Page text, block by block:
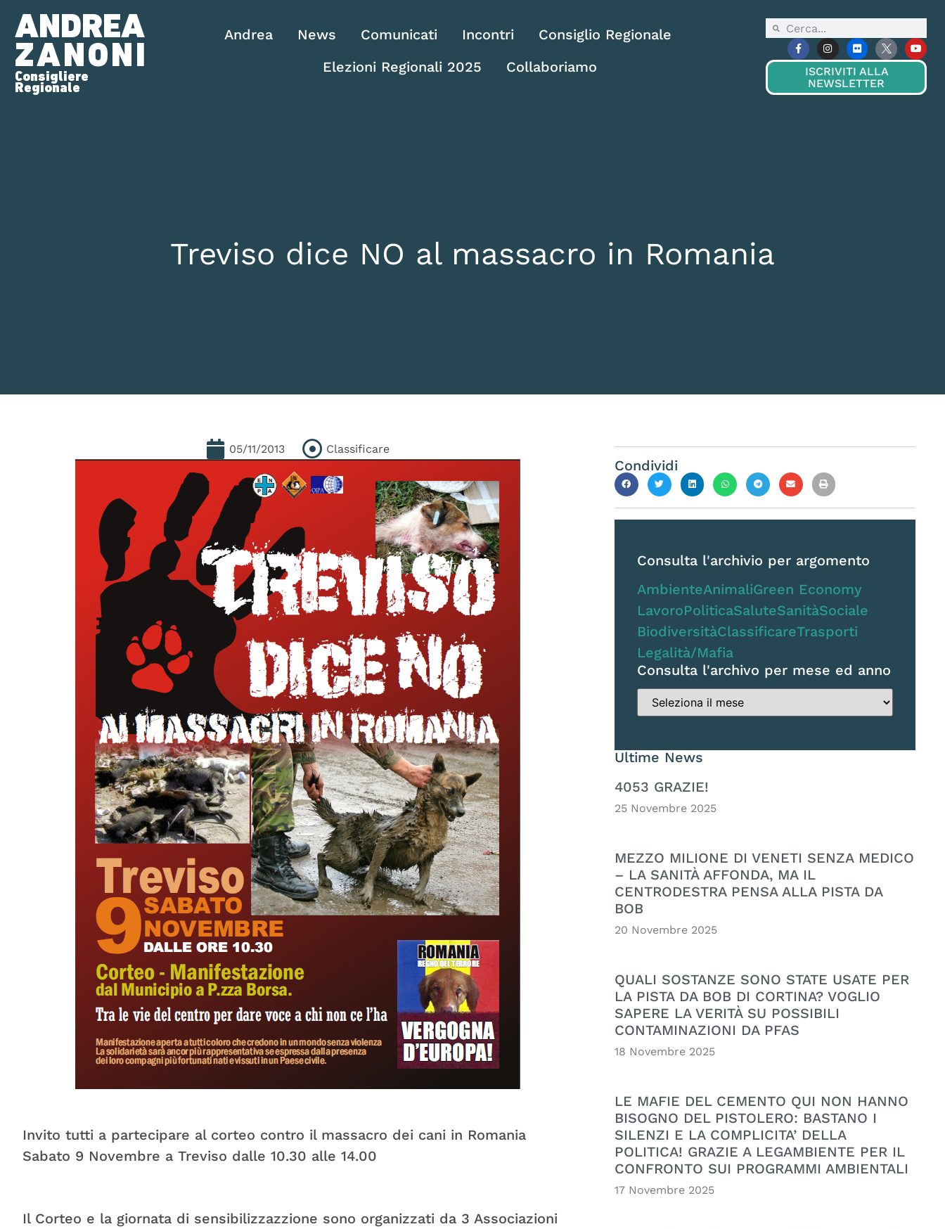
ANDREA
ZANONI
Consigliere
Regionale
Andrea News Comunicati Incontri
Consiglio Regionale
Elezioni Regionali 2025
Collaboriamo
ISCRIVITI ALLA
NEWSLETTER
Treviso dice NO al massacro in Romania
05/11/2013 Classificare
Invito tutti a partecipare al corteo contro il massacro dei cani in Romania
Sabato 9 Novembre a Treviso dalle 10.30 alle 14.00
Il Corteo e la giornata di sensibilizzazzione sono organizzati da 3 Associazioni
Condividi
Consulta l'archivio per argomento
AmbienteAnimaliGreen Economy
LavoroPoliticaSaluteSanitàSociale
BiodiversitàClassificareTrasporti
Legalità/Mafia
Consulta l'archivo per mese ed anno
Ultime News
4053 GRAZIE!
25 Novembre 2025
MEZZO MILIONE DI VENETI SENZA MEDICO
– LA SANITÀ AFFONDA, MA IL
CENTRODESTRA PENSA ALLA PISTA DA
BOB
20 Novembre 2025
QUALI SOSTANZE SONO STATE USATE PER
LA PISTA DA BOB DI CORTINA? VOGLIO
SAPERE LA VERITÀ SU POSSIBILI
CONTAMINAZIONI DA PFAS
18 Novembre 2025
LE MAFIE DEL CEMENTO QUI NON HANNO
BISOGNO DEL PISTOLERO: BASTANO I
SILENZI E LA COMPLICITA’ DELLA
POLITICA! GRAZIE A LEGAMBIENTE PER IL
CONFRONTO SUI PROGRAMMI AMBIENTALI
17 Novembre 2025